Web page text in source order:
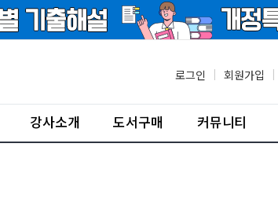
로그인 | 회원가입 |
강사소개 도서구매 커뮤니티